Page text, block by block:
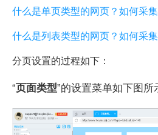
什么是单页类型的网页？如何采集
什么是列表类型的网页？如何采集
分页设置的过程如下：
“页面类型”的设置菜单如下图所